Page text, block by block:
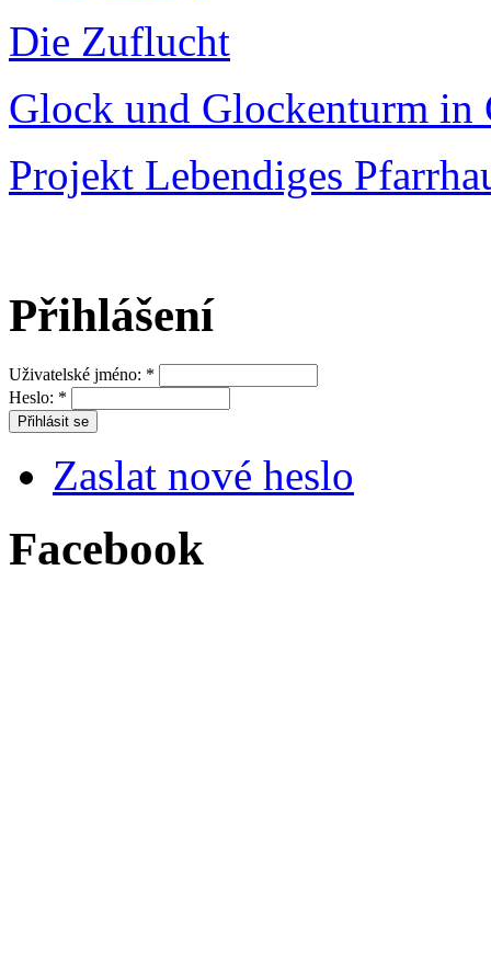
Die Zuflucht
Glock und Glockenturm in
Projekt Lebendiges
Přihlášení
Uživatelské jméno: *
Heslo: *
Zaslat nové heslo
Facebook